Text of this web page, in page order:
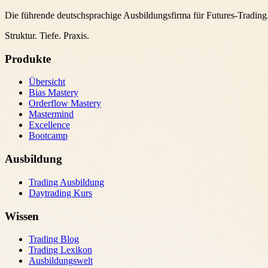
Die führende deutschsprachige Ausbildungsfirma für Futures-
Struktur. Tiefe. Praxis.
Produkte
Übersicht
Bias Mastery
Orderflow Mastery
Mastermind
Excellence
Bootcamp
Ausbildung
Trading Ausbildung
Daytrading Kurs
Wissen
Trading Blog
Trading Lexikon
Ausbildungswelt